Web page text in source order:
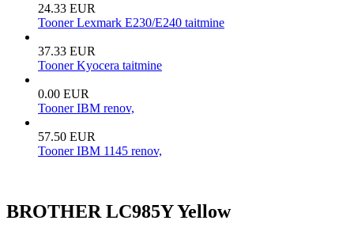
24.33 EUR
Tooner Lexmark E230/E240 taitmine
37.33 EUR
Tooner Kyocera taitmine
0.00 EUR
Tooner IBM renov,
57.50 EUR
Tooner IBM 1145 renov,
BROTHER LC985Y Yellow